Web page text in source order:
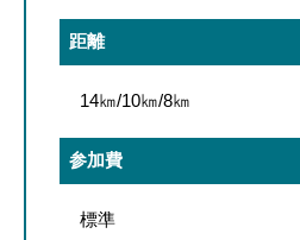
距離
14㎞/10㎞/8㎞
参加費
標準